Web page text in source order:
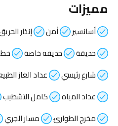
مميزات
أسانسير أمن إنذار
حديقة
حديقه خاصة
شارع رئيسي
عداد الغاز
عداد المياه
كامل التشطيب
مخرج الطوارئ
مسار الجري